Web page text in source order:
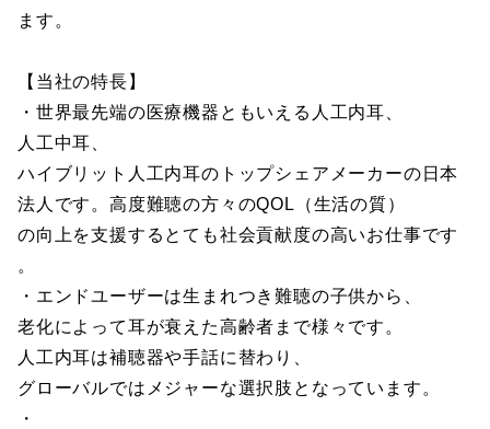
ます。
【当社の特長】
・世界最先端の医療機器ともいえる人工内耳、
人工中耳、
ハイブリット人工内耳のトップシェアメーカーの日本
法人です。高度難聴の方々のQOL（生活の質）
の向上を支援するとても社会貢献度の高いお仕事です
。
・エンドユーザーは生まれつき難聴の子供から、
老化によって耳が衰えた高齢者まで様々です。
人工内耳は補聴器や手話に替わり、
グローバルではメジャーな選択肢となっています。
・